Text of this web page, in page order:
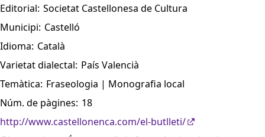
Editorial: Societat Castellonesa de Cultura
Municipi: Castelló
Idioma: Català
Varietat dialectal: País Valencià
Temàtica: Fraseologia | Monografia local
Núm. de pàgines: 18
http://www.castellonenca.com/el-butlleti/